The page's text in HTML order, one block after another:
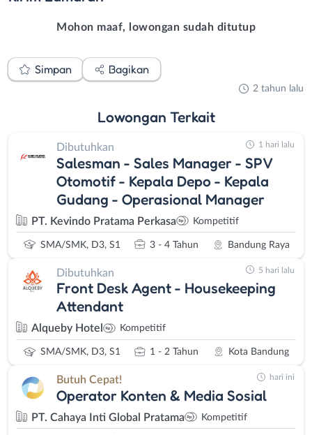
Mohon maaf, lowongan sudah ditutup
Simpan Bagikan
2 tahun lalu
Lowongan Terkait
Dibutuhkan
Salesman - Sales Manager - SPV
Otomotif - Kepala Depo - Kepala
Gudang - Operasional Manager
PT. Kevindo Pratama Perkasa Kompetitif
SMA/SMK, D3, S1 3 - 4 Tahun Bandung Raya
1 hari lalu
Dibutuhkan
Front Desk Agent - Housekeeping
Attendant
Alqueby Hotel Kompetitif
SMA/SMK, D3, S1 1 - 2 Tahun Kota Bandung
5 hari lalu
Butuh Cepat!
Operator Konten & Media Sosial
PT. Cahaya Inti Global Pratama Kompetitif
hari ini